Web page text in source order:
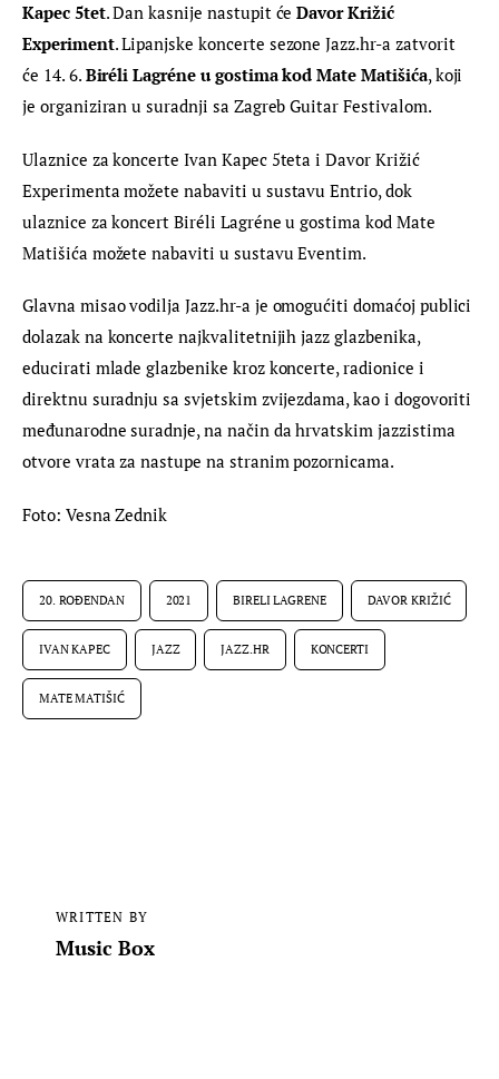
Kapec 5tet. Dan kasnije nastupit će Davor Križić
Experiment. Lipanjske koncerte sezone Jazz.hr-a zatvorit
će 14. 6. Biréli Lagréne u gostima kod Mate Matišića, koji
je organiziran u suradnji sa Zagreb Guitar Festivalom.
Ulaznice za koncerte Ivan Kapec 5teta i Davor Križić
Experimenta možete nabaviti u sustavu Entrio, dok
ulaznice za koncert Biréli Lagréne u gostima kod Mate
Matišića možete nabaviti u sustavu Eventim.
Glavna misao vodilja Jazz.hr-a je omogućiti domaćoj publici
dolazak na koncerte najkvalitetnijih jazz glazbenika,
educirati mlade glazbenike kroz koncerte, radionice i
direktnu suradnju sa svjetskim zvijezdama, kao i dogovoriti
međunarodne suradnje, na način da hrvatskim jazzistima
otvore vrata za nastupe na stranim pozornicama.
Foto: Vesna Zednik
20. ROĐENDAN 2021 BIRELI LAGRENE DAVOR KRIŽIĆ
IVAN KAPEC JAZZ JAZZ.HR KONCERTI
MATE MATIŠIĆ
WRITTEN BY
Music Box